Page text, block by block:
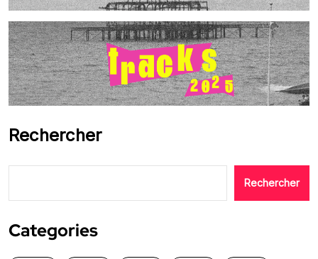
Rechercher
Rechercher
Categories